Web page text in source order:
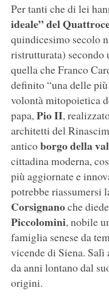
Per tanti che di lei
ideale” del
quindicesimo secolo
ristrutturata)
quella che Franco
definito “una delle
volontà mitopoietica
papa,Pio II,
architetti del
anticoborgo della
cittadina moderna,
più aggiornate e
potrebbe riassumersi
Corsignanoche
Piccolomini, nobile
famiglia senese da
vicende di Siena.
da anni lontano dal
origini.